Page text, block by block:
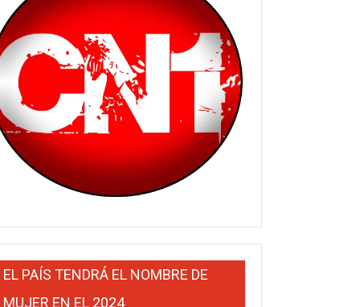
EL PAÍS TENDRÁ EL NOMBRE DE
MUJER EN EL 2024